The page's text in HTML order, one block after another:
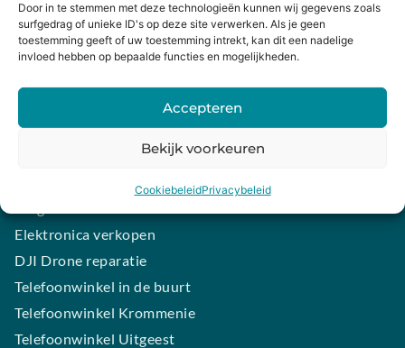
Door in te stemmen met deze technologieën kunnen wij gegevens zoals
surfgedrag of unieke ID's op deze site verwerken. Als je geen
toestemming geeft of uw toestemming intrekt, kan dit een nadelige
invloed hebben op bepaalde functies en mogelijkheden.
Accepteren
Bekijk voorkeuren
CookiebeleidPrivacybeleid
Mijn winkelwagen
HANDIGE LINKS
Levering en retourneren
iPhone laten maken
Samsung smartphone laten maken
Elektronica verkopen
DJI Drone reparatie
Telefoonwinkel in de buurt
Telefoonwinkel Krommenie
Telefoonwinkel Uitgeest